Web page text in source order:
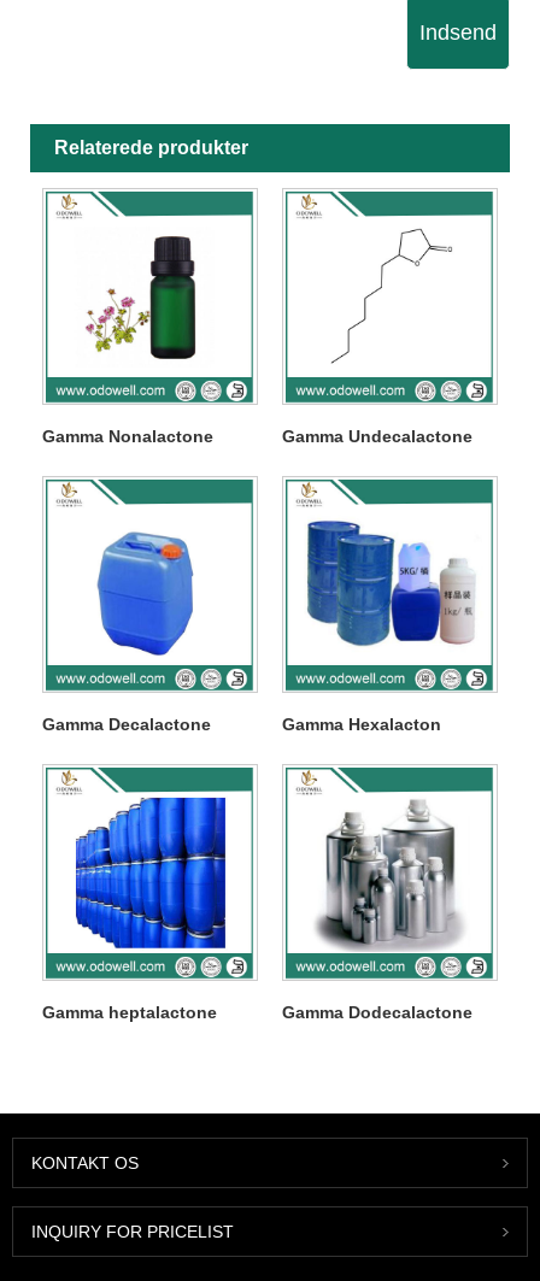
Indsend
Relaterede produkter
Gamma Nonalactone Gamma Undecalactone
Gamma Decalactone Gamma Hexalacton
Gamma heptalactone Gamma Dodecalactone
KONTAKT OS
INQUIRY FOR PRICELIST